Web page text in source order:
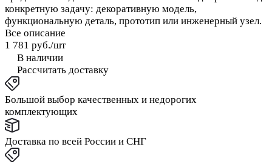
конкретную задачу: декоративную модель,
функциональную деталь, прототип или инженерный узел.
Все описание
1 781 руб./шт
В наличии
Рассчитать доставку
Большой выбор качественных и недорогих
комплектующих
Доставка по всей России и СНГ